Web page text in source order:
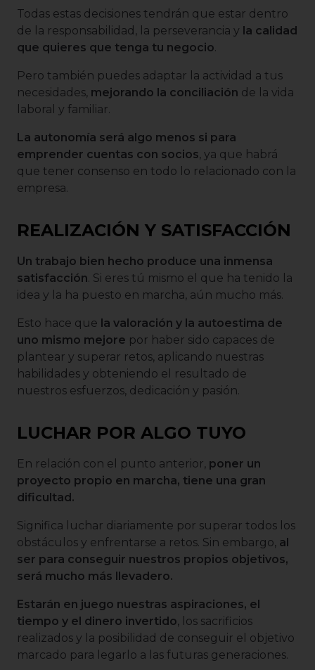
Todas estas decisiones tendrán que estar dentro
de la responsabilidad, la perseverancia y la calidad
que quieres que tenga tu negocio.
Pero también puedes adaptar la actividad a tus
necesidades, mejorando la conciliación de la vida
laboral y familiar.
La autonomía será algo menos si para
emprender cuentas con socios, ya que habrá
que tener consenso en todo lo relacionado con la
empresa.
REALIZACIÓN Y SATISFACCIÓN
Un trabajo bien hecho produce una inmensa
satisfacción. Si eres tú mismo el que ha tenido la
idea y la ha puesto en marcha, aún mucho más.
Esto hace que la valoración y la autoestima de
uno mismo mejore por haber sido capaces de
plantear y superar retos, aplicando nuestras
habilidades y obteniendo el resultado de
nuestros esfuerzos, dedicación y pasión.
LUCHAR POR ALGO TUYO
En relación con el punto anterior, poner un
proyecto propio en marcha, tiene una gran
dificultad.
Significa luchar diariamente por superar todos los
obstáculos y enfrentarse a retos. Sin embargo, al
ser para conseguir nuestros propios objetivos,
será mucho más llevadero.
Estarán en juego nuestras aspiraciones, el
tiempo y el dinero invertido, los sacrificios
realizados y la posibilidad de conseguir el objetivo
marcado para legarlo a las futuras generaciones.